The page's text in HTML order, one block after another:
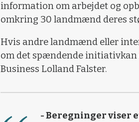
information om arbejdet og
omkring 30 landmænd deres
Hvis andre landmænd eller
om det spændende initiativkan
Business Lolland Falster.
- Beregninger viser